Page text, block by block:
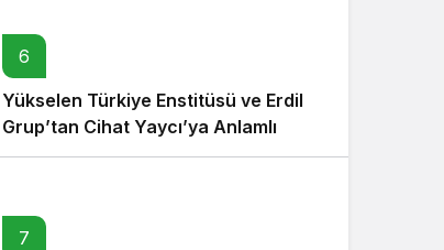
6
Yükselen Türkiye Enstitüsü ve Erdil
Grup’tan Cihat Yaycı’ya Anlamlı
Ziyaret
7